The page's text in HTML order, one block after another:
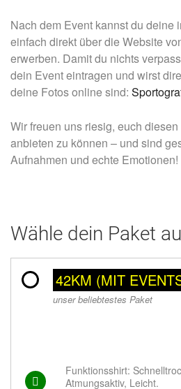
Nach dem Event kannst du
einfach direkt über die Website
erwerben. Damit du nichts
dein Event eintragen und wirst
deine Fotos online sind:
Wir freuen uns riesig, euch
anbieten zu können – und sind
Aufnahmen und echte Emotionen!
Wähle dein Paket
42KM (MIT
unser beliebtestes Paket
Funktionsshirt:
Atmungsaktiv, Leicht.